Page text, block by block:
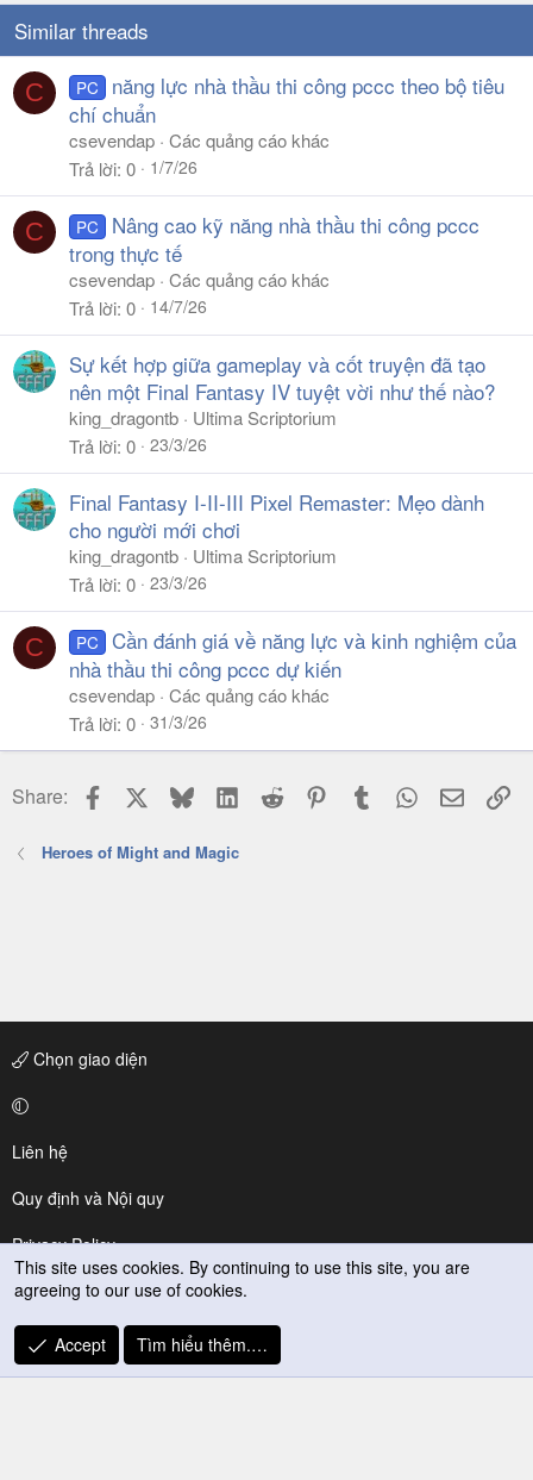
Similar threads
C PC
năng lực nhà thầu thi công pccc theo bộ tiêu
chí chuẩn
csevendap Các quảng cáo khác
Trả lời 0 1/7/26
C PC
Nâng cao kỹ năng nhà thầu thi công pccc
trong thực tế
csevendap Các quảng cáo khác
Trả lời 0 14/7/26
Sự kết hợp giữa gameplay và cốt truyện đã tạo
nên một Final Fantasy IV tuyệt vời như thế nào?
king_dragontb
Ultima Scriptorium
Trả lời 0 23/3/26
Final Fantasy I-II-III Pixel Remaster: Mẹo dành
cho người mới chơi
king_dragontb
Ultima Scriptorium
Trả lời 0 23/3/26
C PC Cần đánh giá về năng lực và kinh nghiệm của
nhà thầu thi công pccc dự kiến
csevendap Các quảng cáo khác
Trả lời 0 31/3/26
Share: Facebook BlueskyLinkedIn
Reddit PinterestTumblr WhatsApp
Email
Heroes of Might and Magic
Chọn giao diện
Liên hệ
Quy định và Nội quy
Privacy Policy
Trợ giúp
R
S
This site uses cookies. By continuing to use this site, you are
agreeing to our use of cookies.
Accept Tìm hiểu thêm.…